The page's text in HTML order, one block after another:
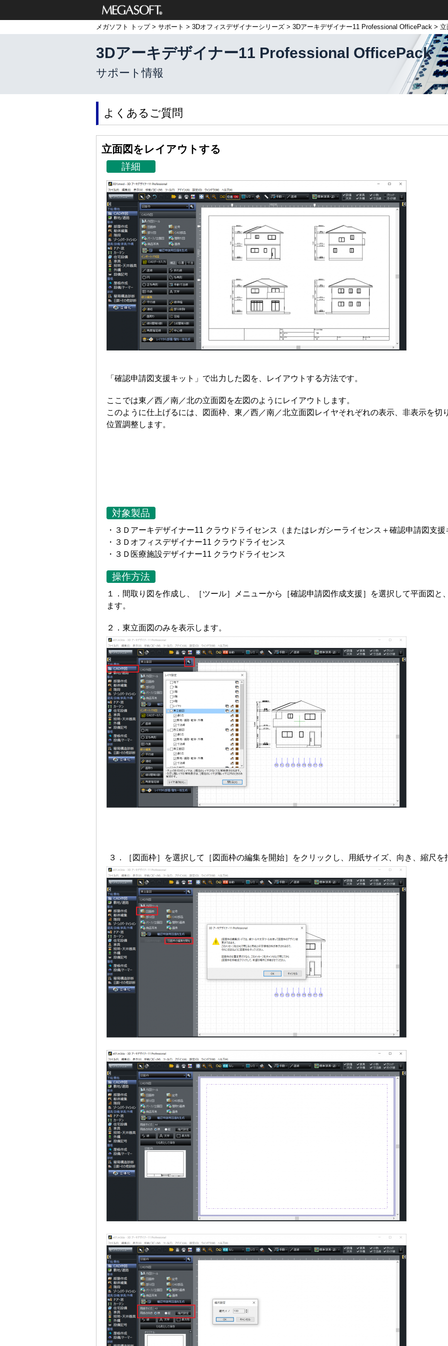
メガソフト株式
会社
メガソフト トップ> サポート > 3Dオフィスデザイナーシリーズ > 3Dアーキデザイナー11 Professional OfficePack > 立
3Dアーキデザイナー11 Professional OfficePack
サポート情報
よくあるご質問
立面図をレイアウトする
詳細
「確認申請図支援キット」で出力した図を、レイアウトする方法です。
ここでは東／西／南／北の立面図を左図のようにレイアウトします。
このように仕上げるには、図面枠、東／西／南／北立面図レイヤそれぞれの表示、非表示を切
位置調整します。
対象製品
・３Ｄアーキデザイナー11 クラウドライセンス（またはレガシーライセンス＋確認申請図支援
・３Ｄオフィスデザイナー11 クラウドライセンス
・３Ｄ医療施設デザイナー11 クラウドライセンス
操作方法
１．間取り図を作成し、［ツール］メニューから［確認申請図作成支援］を選択して平面図と
ます。
２．東立面図のみを表示します。
３．［図面枠］を選択して［図面枠の編集を開始］をクリックし、用紙サイズ、向き、縮尺を